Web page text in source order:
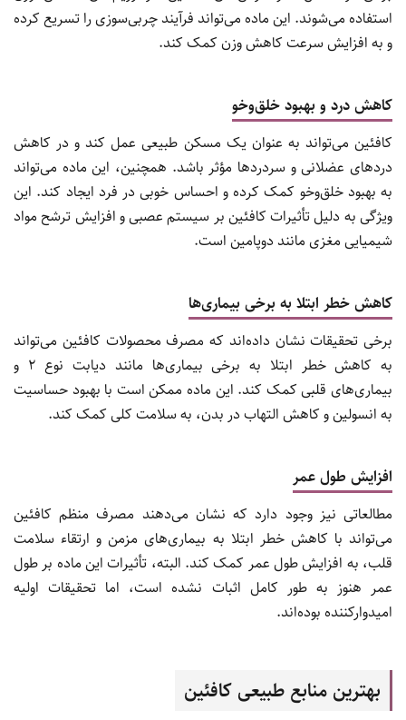
استفاده می‌شوند. این ماده می‌تواند فرآیند چربی‌سوزی را تسریع کرده
و به افزایش سرعت کاهش وزن کمک کند.
کاهش درد و بهبود خلق‌وخو
کافئین می‌تواند به عنوان یک مسکن طبیعی عمل کند و در کاهش
دردهای عضلانی و سردردها مؤثر باشد. همچنین، این ماده می‌تواند
به بهبود خلق‌وخو کمک کرده و احساس خوبی در فرد ایجاد کند. این
ویژگی به دلیل تأثیرات کافئین بر سیستم عصبی و افزایش ترشح مواد
شیمیایی مغزی مانند دوپامین است.
کاهش خطر ابتلا به برخی بیماری‌ها
برخی تحقیقات نشان داده‌اند که مصرف محصولات کافئین می‌تواند
به کاهش خطر ابتلا به برخی بیماری‌ها مانند دیابت نوع 2 و
بیماری‌های قلبی کمک کند. این ماده ممکن است با بهبود حساسیت
به انسولین و کاهش التهاب در بدن، به سلامت کلی کمک کند.
افزایش طول عمر
مطالعاتی نیز وجود دارد که نشان می‌دهند مصرف منظم کافئین
می‌تواند با کاهش خطر ابتلا به بیماری‌های مزمن و ارتقاء سلامت
قلب، به افزایش طول عمر کمک کند. البته، تأثیرات این ماده بر طول
عمر هنوز به طور کامل اثبات نشده است، اما تحقیقات اولیه
امیدوارکننده بوده‌اند.
بهترین منابع طبیعی کافئین